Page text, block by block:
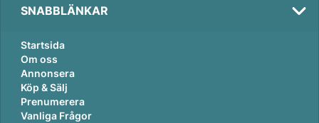
SNABBLÄNKAR
Startsida
Om oss
Annonsera
Köp & Sälj
Prenumerera
Vanliga Frågor